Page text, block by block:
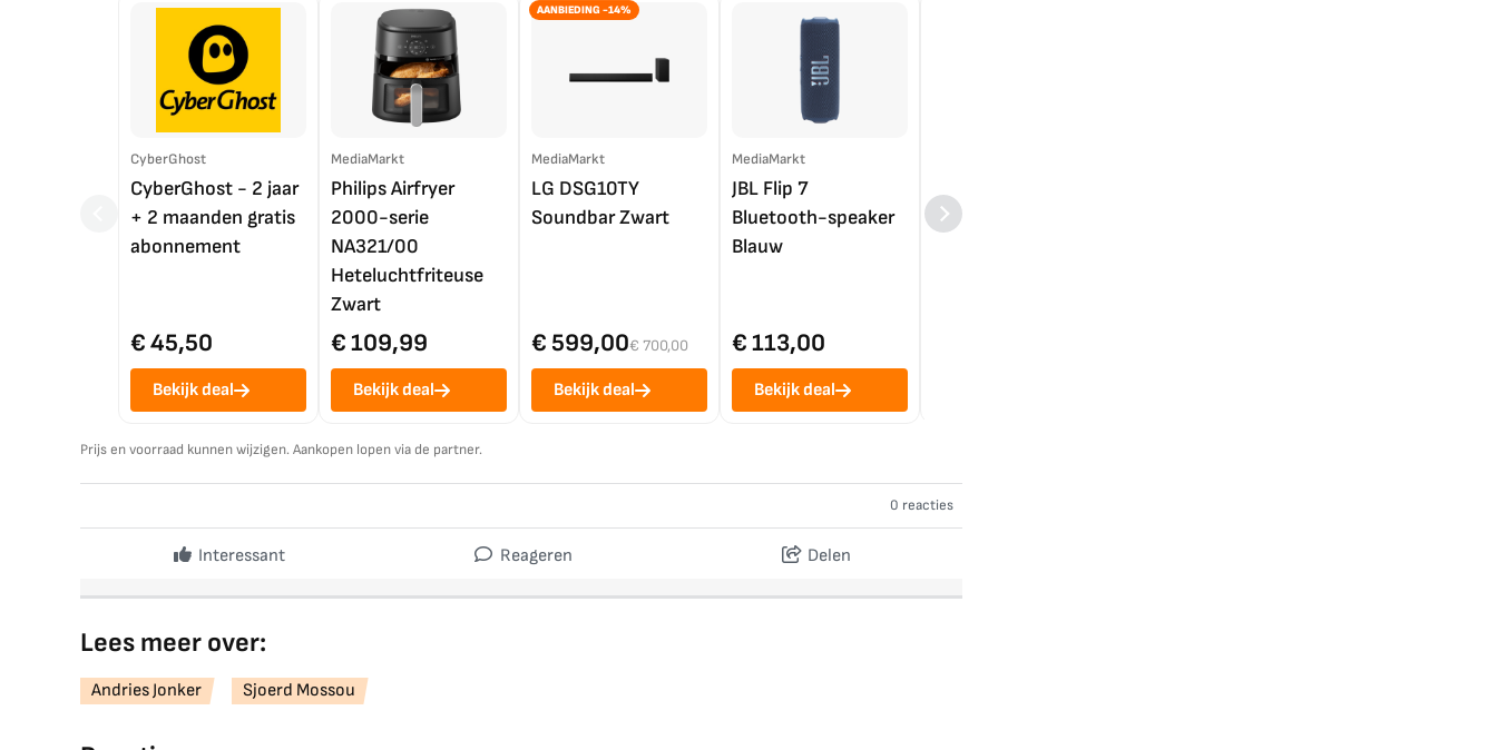
CyberGhost
CyberGhost - 2 jaar
+ 2 maanden gratis
abonnement
€ 45,50
Bekijk deal
MediaMarkt
Philips Airfryer
2000-serie
NA321/00
Heteluchtfriteuse
Zwart
€ 109,99
Bekijk deal
AANBIEDING -14%
MediaMarkt
LG DSG10TY
Soundbar Zwart
€ 599,00€ 700,00
Bekijk deal
MediaMarkt
JBL Flip 7
Bluetooth-speaker
Blauw
€ 113,00
Bekijk deal
LG OLED55C56LB
4K TV (2025)
Prijs en voorraad kunnen wijzigen. Aankopen lopen via de partner.
0 reacties
Interessant Reageren Delen
Lees meer over:
Andries Jonker Sjoerd Mossou